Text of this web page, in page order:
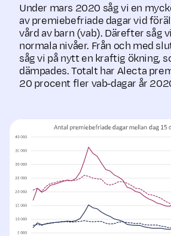
Under mars 2020 såg vi en
av premiebefriade dagar vid
vård av barn (vab). Därefter såg
normala nivåer. Från och med
såg vi på nytt en kraftig ökning,
dämpades. Totalt har Alecta
20 procent fler vab-dagar år